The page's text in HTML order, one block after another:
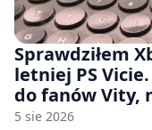
Sprawdziłem
letniej PS
do fanów Vity,
wiele [FELIETON]
5 sie 2026